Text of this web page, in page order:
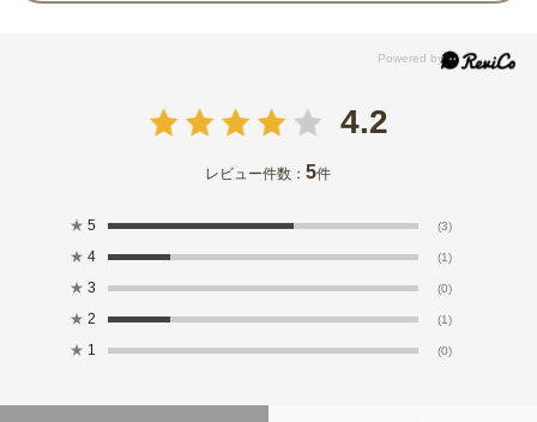
4.2
レビュー件数：5件
★ 5 (3)
★ 4 (1)
★ 3 (0)
★ 2 (1)
★ 1 (0)